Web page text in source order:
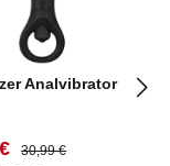
Analvibrator
Regulärer Preis:
30,99 €